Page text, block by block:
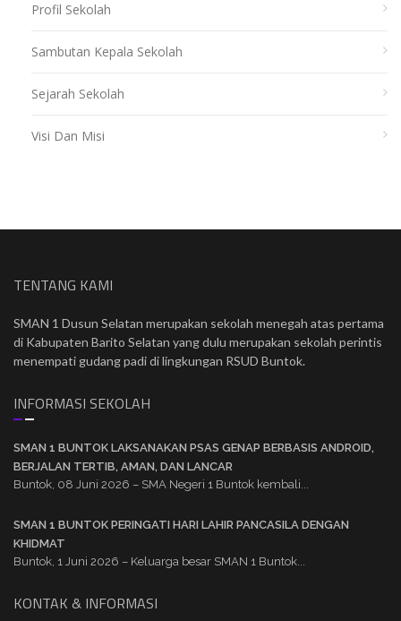
Profil Sekolah
Sambutan Kepala Sekolah
Sejarah Sekolah
Visi Dan Misi
TENTANG KAMI
SMAN 1 Dusun Selatan merupakan sekolah menegah atas pertama
di Kabupaten Barito Selatan yang dulu merupakan sekolah perintis
menempati gudang padi di lingkungan RSUD Buntok.
INFORMASI SEKOLAH
SMAN 1 BUNTOK LAKSANAKAN PSAS GENAP BERBASIS ANDROID,
BERJALAN TERTIB, AMAN, DAN LANCAR
Buntok, 08 Juni 2026 – SMA Negeri 1 Buntok kembali...
SMAN 1 BUNTOK PERINGATI HARI LAHIR PANCASILA DENGAN
KHIDMAT
Buntok, 1 Juni 2026 – Keluarga besar SMAN 1 Buntok...
KONTAK & INFORMASI